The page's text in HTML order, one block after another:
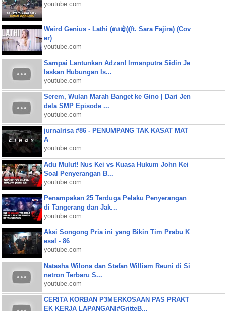
youtube.com
Weird Genius - Lathi (ꦭꦛꦶ)(ft. Sara Fajira) (Cov
er)
youtube.com
Sampai Lantunkan Adzan! Irmanputra Sidin Je
laskan Hubungan Is...
youtube.com
Serem, Wulan Marah Banget ke Gino | Dari Jen
dela SMP Episode ...
youtube.com
jurnalrisa #86 - PENUMPANG TAK KASAT MAT
A
youtube.com
Adu Mulut! Nus Kei vs Kuasa Hukum John Kei
Soal Penyerangan B...
youtube.com
Penampakan 25 Terduga Pelaku Penyerangan
di Tangerang dan Jak...
youtube.com
Aksi Songong Pria ini yang Bikin Tim Prabu K
esal - 86
youtube.com
Natasha Wilona dan Stefan William Reuni di Si
netron Terbaru S...
youtube.com
CERITA KORBAN P3MERKOSAAN PAS PRAKT
EK KERJA LAPANGAN|#GritteB...